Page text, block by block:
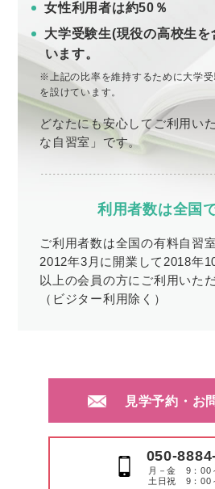
女性利用者は約50％
大学受験生(現役の高校生
います。
※上記の比率を維持するために大学
を設けています。
どなたにも安心してご利用い
な自習室」です。
利用者数は全国
ご利用者数は全国の有料自習
2012年3月に開業して2018年
以上の会員の方にご利用いた
（ビジター利用除く）
見学予約・お
050-
月－金 9：00
土日祝 9：00